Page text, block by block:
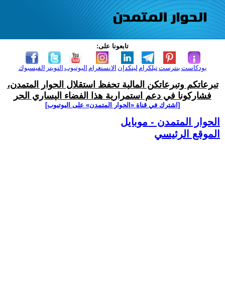
تابعونا على:
الفيسبوك التويتر اليوتيوب الانستغرام لينكدإن تيلكرامبنترست بودكاست
تبرعاتكم وتبرعاتكن المالية تحفظ استقلال الحوار المتمدن،
فشاركونا في دعم استمرارية هذا الفضاء اليساري الحر
[اشترك في قناة ‫«الحوار المتمدن» على اليوتيوب]
الحوار المتمدن - موبايل
الموقع الرئيسي